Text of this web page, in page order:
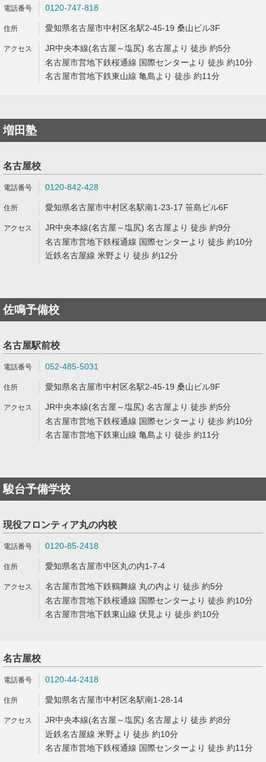
0120-747-818
愛知県名古屋市中村区名駅2-45-19 桑山ビル3F
JR中央本線(名古屋～塩尻) 名古屋より 徒歩 約5分
名古屋市営地下鉄桜通線 国際センターより 徒歩 約10分
名古屋市営地下鉄東山線 亀島より 徒歩 約11分
増田塾
名古屋校
0120-842-428
愛知県名古屋市中村区名駅南1-23-17 笹島ビル6F
JR中央本線(名古屋～塩尻) 名古屋より 徒歩 約9分
名古屋市営地下鉄桜通線 国際センターより 徒歩 約10分
近鉄名古屋線 米野より 徒歩 約12分
佐鳴予備校
名古屋駅前校
052-485-5031
愛知県名古屋市中村区名駅2-45-19 桑山ビル9F
JR中央本線(名古屋～塩尻) 名古屋より 徒歩 約5分
名古屋市営地下鉄桜通線 国際センターより 徒歩 約10分
名古屋市営地下鉄東山線 亀島より 徒歩 約11分
駿台予備学校
現役フロンティア丸の内校
0120-85-2418
愛知県名古屋市中区丸の内1-7-4
名古屋市営地下鉄鶴舞線 丸の内より 徒歩 約5分
名古屋市営地下鉄桜通線 国際センターより 徒歩 約10分
名古屋市営地下鉄東山線 伏見より 徒歩 約10分
名古屋校
0120-44-2418
愛知県名古屋市中村区名駅南1-28-14
JR中央本線(名古屋～塩尻) 名古屋より 徒歩 約8分
近鉄名古屋線 米野より 徒歩 約10分
名古屋市営地下鉄桜通線 国際センターより 徒歩 約11分